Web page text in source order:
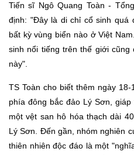
Tiến sĩ Ngô Quang Toàn -
định: "Đây là di chỉ cổ sinh quá
bất kỳ vùng biển nào ở Việt
sinh nổi tiếng trên thế giới
này".
TS Toàn cho biết thêm ngày
phía đông bắc đảo Lý Sơn,
một vệt san hô hóa thạch dài
Lý Sơn. Đến gần, nhóm nghiên
thiên nhiên độc đáo là một